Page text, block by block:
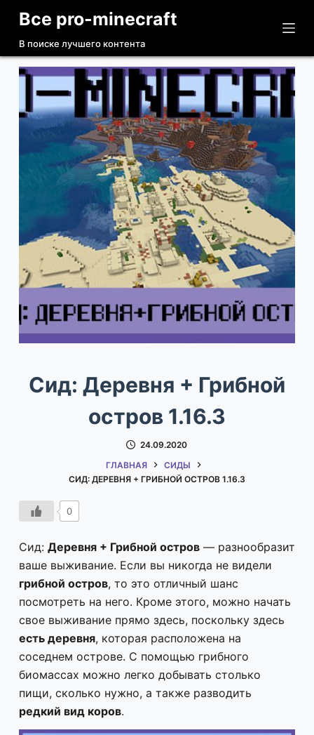
П
р
е
т
Все pro-minecraft
В поиске лучшего контента
Сид: Деревня + Грибной
остров 1.16.3
24.09.2020
ГЛАВНАЯ
СИДЫ
СИД: ДЕРЕВНЯ + ГРИБНОЙ ОСТРОВ 1.16.3
0
Сид: Деревня + Грибной остров— разнообразит
ваше выживание. Если вы никогда не видели
грибной остров, то это отличный шанс
посмотреть на него. Кроме этого, можно начать
свое выживание прямо здесь, поскольку здесь
есть деревня, которая расположена на
соседнем острове. С помощью грибного
биомассах можно легко добывать столько
пищи, сколько нужно, а также разводить
редкий вид коров.